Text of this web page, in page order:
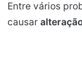
Entre vários
causar